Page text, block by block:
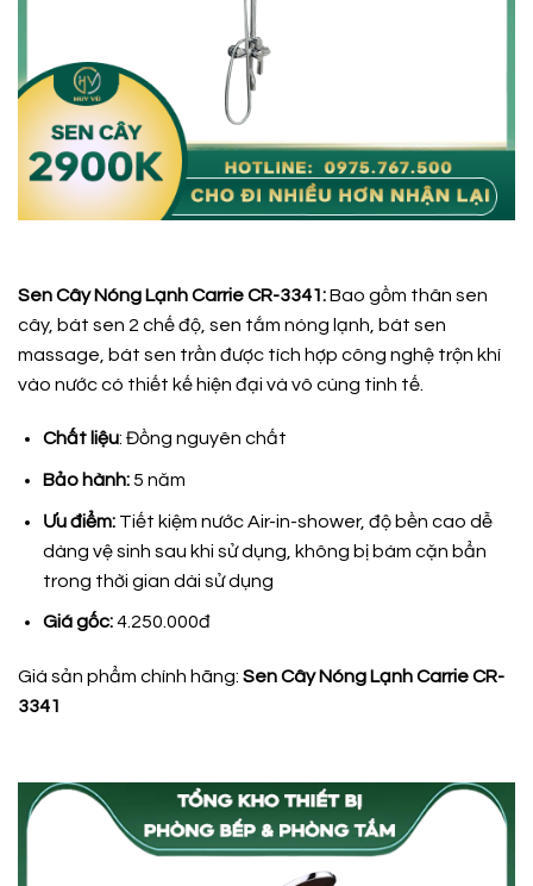
Sen Cây Nóng Lạnh Carrie CR-3341:Bao gồm thân sen
cây, bát sen 2 chế độ, sen tắm nóng lạnh, bát sen
massage, bát sen trần được tích hợp công nghệ trộn khí
vào nước có thiết kế hiện đại và vô cùng tinh tế.
Chất liệu: Đồng nguyên chất
Bảo hành:5 năm
Ưu điểm:Tiết kiệm nước Air-in-shower, độ bền cao dễ
dàng vệ sinh sau khi sử dụng, không bị bám cặn bẩn
trong thời gian dài sử dụng
Giá gốc:4.250.000đ
Giá sản phẩm chính hãng: Sen Cây Nóng Lạnh Carrie CR-
3341